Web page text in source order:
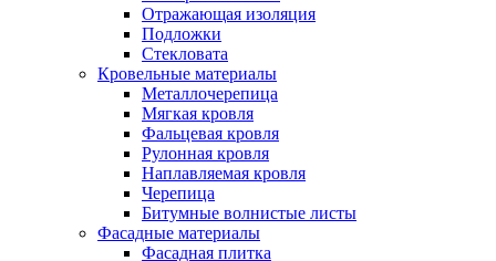
Отражающая изоляция
Подложки
Стекловата
Кровельные материалы
Металлочерепица
Мягкая кровля
Фальцевая кровля
Рулонная кровля
Наплавляемая кровля
Черепица
Битумные волнистые листы
Фасадные материалы
Фасадная плитка